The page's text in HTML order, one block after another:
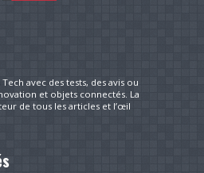
avec des tests, des avis ou
et objets connectés. La
de tous les articles et l’œil